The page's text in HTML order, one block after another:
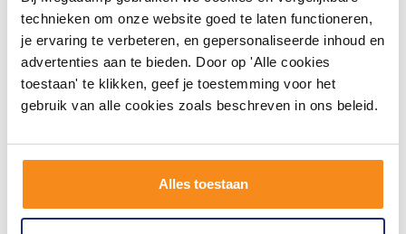
technieken om onze website goed te laten functioneren,
je ervaring te verbeteren, en gepersonaliseerde inhoud en
advertenties aan te bieden. Door op 'Alle cookies
toestaan' te klikken, geef je toestemming voor het
gebruik van alle cookies zoals beschreven in ons beleid.
Alles toestaan